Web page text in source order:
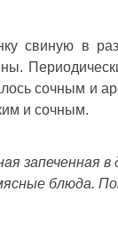
свиную в
сочным и
и сочным.
запеченная
блюда.